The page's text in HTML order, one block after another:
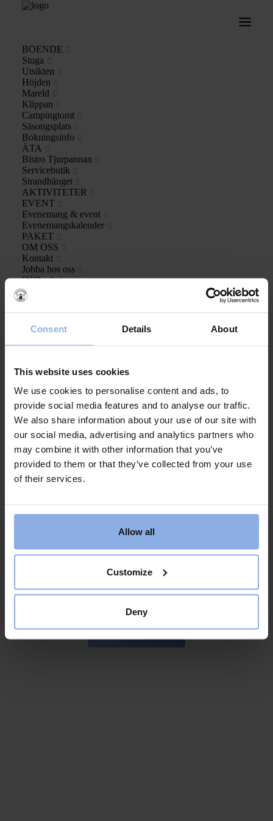
Consent Details About
This website uses cookies
We use cookies to personalise content and ads, to
provide social media features and to analyse our traffic.
We also share information about your use of our site with
our social media, advertising and analytics partners who
may combine it with other information that you’ve
provided to them or that they’ve collected from your use
of their services.
Allow all
Customize
Deny
BOENDE
Stuga
Utsikten
Höjden
Mareld
Klippan
Campingtomt
Säsongsplats
Bokningsinfo
ÄTA
Bistro Tjurpannan
Servicebutik
Strandhänget
AKTIVITETER
EVENT
Evenemang & event
Evenemangskalender
PAKET
OM OSS
Kontakt
Jobba hos oss
Hållbarhet
Aktivitetsområde
Kunde inte hitta sidan
Kontakt
Saltviks Camping
Saltvik 1
457 95 Grebbestad
Nyhetsbrev
Prenumerera på vårt nyhetsbrev för att ta del av nyheter och
förmånliga erbjudanden.